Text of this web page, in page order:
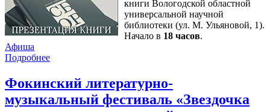
книги Вологодской областной
универсальной научной
библиотеки (ул. М. Ульяновой, 1).
Начало в 18 часов.
Афиша
Подробнее
Фокинский литературно-
музыкальный фестиваль «Звездочка